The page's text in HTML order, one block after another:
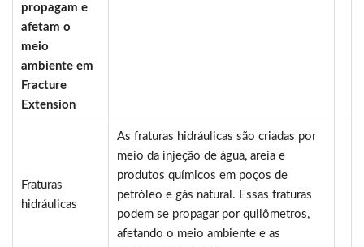
propagam e
afetam o
meio
ambiente em
Fracture
Extension
Fraturas
hidráulicas
As fraturas hidráulicas são criadas por
meio da injeção de água, areia e
produtos químicos em poços de
petróleo e gás natural. Essas fraturas
podem se propagar por quilômetros,
afetando o meio ambiente e as